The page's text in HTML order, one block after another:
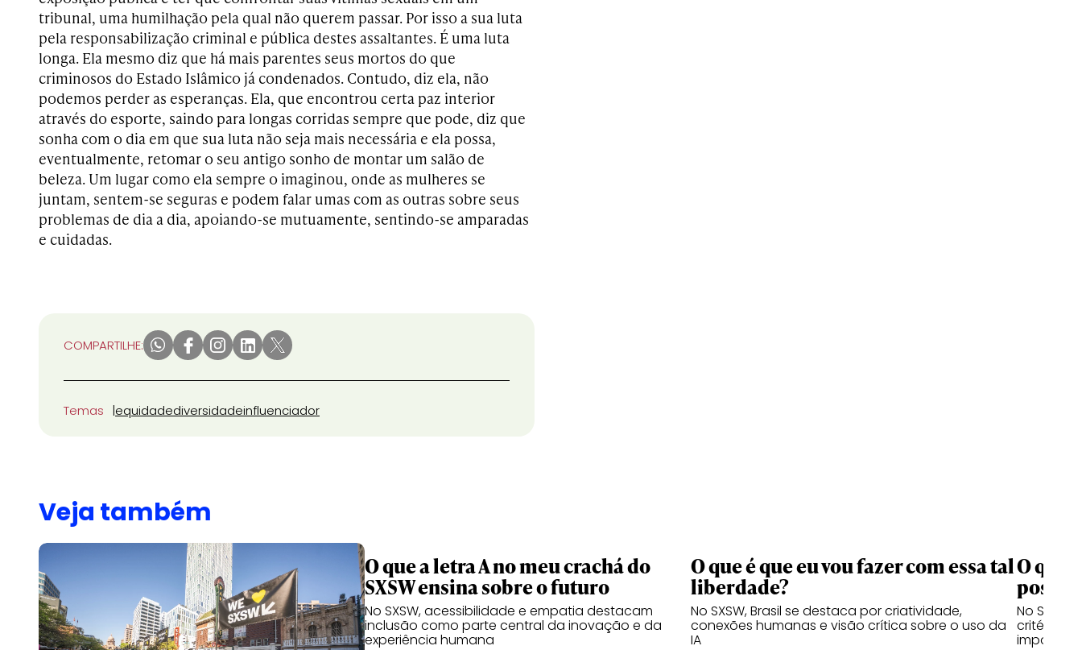
tribunal, uma humilhação pela qual não querem passar. Por isso a sua luta
pela responsabilização criminal e pública destes assaltantes. É uma luta
longa. Ela mesmo diz que há mais parentes seus mortos do que
criminosos do Estado Islâmico já condenados. Contudo, diz ela, não
podemos perder as esperanças. Ela, que encontrou certa paz interior
através do esporte, saindo para longas corridas sempre que pode, diz que
sonha com o dia em que sua luta não seja mais necessária e ela possa,
eventualmente, retomar o seu antigo sonho de montar um salão de
beleza. Um lugar como ela sempre o imaginou, onde as mulheres se
juntam, sentem-se seguras e podem falar umas com as outras sobre seus
problemas de dia a dia, apoiando-se mutuamente, sentindo-se amparadas
e cuidadas.
COMPARTILHE:
Temas equidadediversidadeinfluenciador
Veja também
O que a letra A no meu crachá do
SXSW ensina sobre o futuro
No SXSW, acessibilidade e empatia destacam
inclusão como parte central da inovação e da
experiência humana
O que é que eu vou fazer com essa tal
liberdade?
No SXSW, Brasil se destaca por criatividade,
conexões humanas e visão crítica sobre o uso da
IA
O que
No
critério
importa